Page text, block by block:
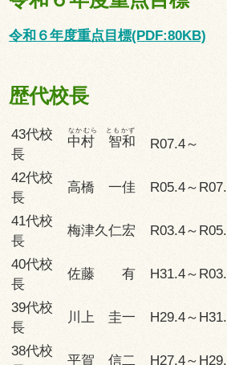
令和６年度重点目標(PDF:80KB)
歴代校長
43代校
長
中村 智和
なかむら ともかず
R07.4～
42代校
長
高橋 一佳 R05.4～
41代校
長
梅津久仁宏 R03.4～
40代校
長
佐藤 有 H31.4～
39代校
長
川上 圭一 H29.4～
38代校
平賀 信二 H27.4～